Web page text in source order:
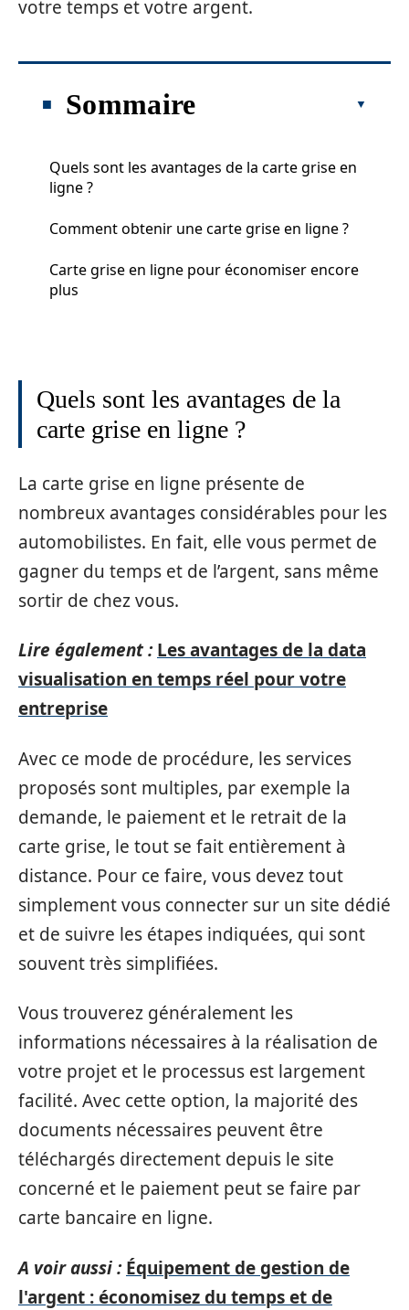
votre temps et votre argent.
Sommaire
Quels sont les avantages de la carte grise en
ligne ?
Comment obtenir une carte grise en ligne ?
Carte grise en ligne pour économiser encore
plus
Quels sont les avantages de la
carte grise en ligne ?
La carte grise en ligne présente de
nombreux avantages considérables pour les
automobilistes. En fait, elle vous permet de
gagner du temps et de l’argent, sans même
sortir de chez vous.
Lire également : Les avantages de la data
visualisation en temps réel pour votre
entreprise
Avec ce mode de procédure, les services
proposés sont multiples, par exemple la
demande, le paiement et le retrait de la
carte grise, le tout se fait entièrement à
distance. Pour ce faire, vous devez tout
simplement vous connecter sur un site dédié
et de suivre les étapes indiquées, qui sont
souvent très simplifiées.
Vous trouverez généralement les
informations nécessaires à la réalisation de
votre projet et le processus est largement
facilité. Avec cette option, la majorité des
documents nécessaires peuvent être
téléchargés directement depuis le site
concerné et le paiement peut se faire par
carte bancaire en ligne.
A voir aussi : Équipement de gestion de
l'argent : économisez du temps et de